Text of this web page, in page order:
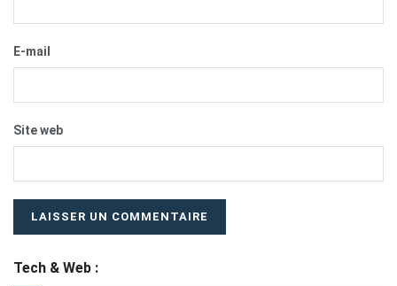
E-mail
Site web
Tech & Web :